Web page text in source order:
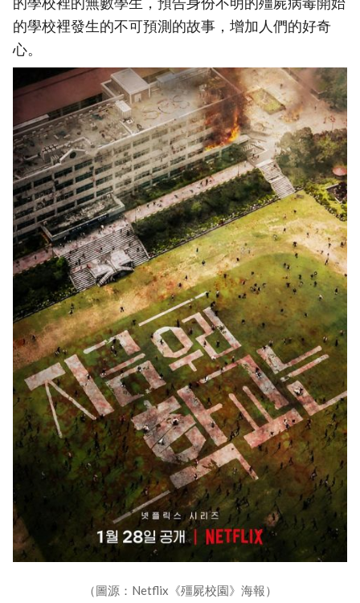
的學校裡發生的不可預測的故事，增加人們的好奇
心。
（圖源：Netflix《殭屍校園》海報）